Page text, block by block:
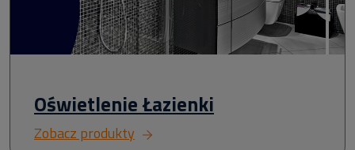
Oświetlenie Łazienki
Zobacz produkty